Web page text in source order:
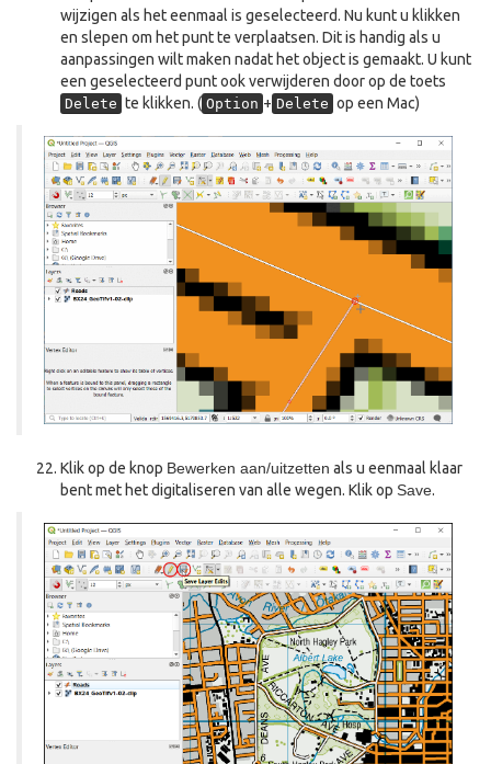
wijzigen als het eenmaal is geselecteerd. Nu kunt u klikken
en slepen om het punt te verplaatsen. Dit is handig als u
aanpassingen wilt maken nadat het object is gemaakt. U kunt
een geselecteerd punt ook verwijderen door op de toets
Delete te klikken. ( Option + Delete op een Mac)
Klik op de knop Bewerken aan/uitzetten als u eenmaal klaar
bent met het digitaliseren van alle wegen. Klik op Save.